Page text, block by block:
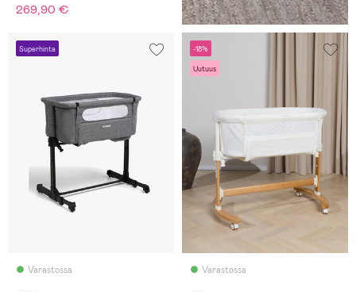
269,90 €
Superhinta
Varastossa
-18%
Uutuus
Varastossa